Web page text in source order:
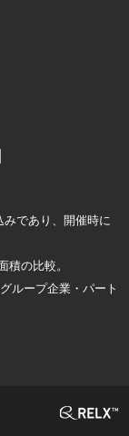
であり、開催時に
の比較。
ループ企業・パート